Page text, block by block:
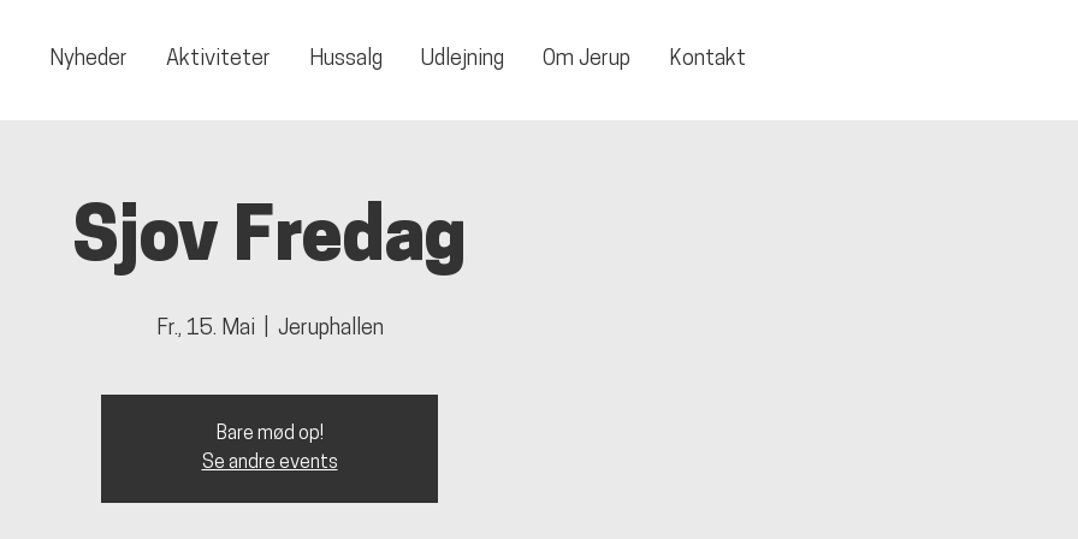
Nyheder Aktiviteter Hussalg Udlejning Om Jerup Kontakt
Sjov Fredag
Fr., 15. Mai Jeruphallen
Bare mød op!
Se andre events